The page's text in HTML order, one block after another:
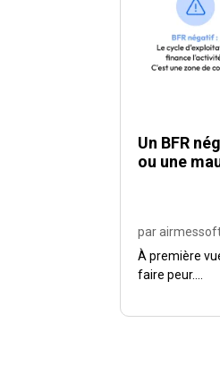
Un BFR
ou une
par
À première
faire peur....